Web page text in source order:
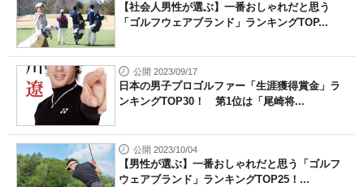
【社会人男性が選ぶ】一番おしゃれだと思う
「ゴルフウェアブランド」ランキングTOP...
公開 2023/09/17
日本の男子プロゴルファー「生涯獲得賞金」ラ
ンキングTOP30！ 第1位は「尾崎将...
公開 2023/10/04
【男性が選ぶ】一番おしゃれだと思う「ゴルフ
ウェアブランド」ランキングTOP25！...